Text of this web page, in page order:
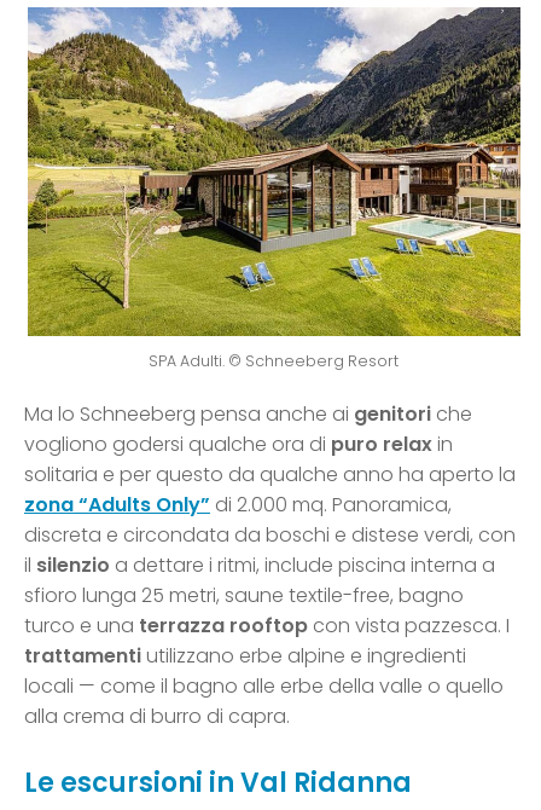
SPA Adulti. © Schneeberg Resort
Ma lo Schneeberg pensa anche ai genitori che
vogliono godersi qualche ora di puro relaxin
solitaria e per questo da qualche anno ha aperto la
zona “Adults Only” di 2.000 mq. Panoramica,
discreta e circondata da boschi e distese verdi, con
il silenzio a dettare i ritmi, include piscina interna a
sfioro lunga 25 metri, saune textile-free, bagno
turco e una terrazza rooftop con vista pazzesca. I
trattamentiutilizzano erbe alpine e ingredienti
locali — come il bagno alle erbe della valle o quello
alla crema di burro di capra.
Le escursioni in Val Ridanna